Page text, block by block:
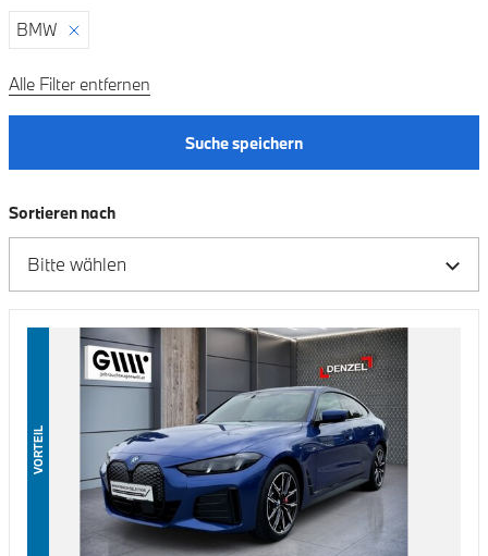
BMW
Alle Filter entfernen
Suche speichern
Sortieren nach
VORTEIL